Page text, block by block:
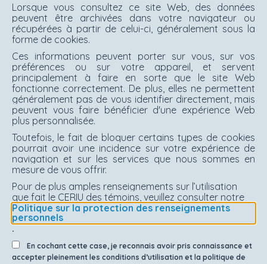
Lorsque vous consultez ce site Web, des données
peuvent être archivées dans votre navigateur ou
récupérées à partir de celui-ci, généralement sous la
forme de cookies.
Ces informations peuvent porter sur vous, sur vos
préférences ou sur votre appareil, et servent
principalement à faire en sorte que le site Web
fonctionne correctement. De plus, elles ne permettent
généralement pas de vous identifier directement, mais
peuvent vous faire bénéficier d'une expérience Web
plus personnalisée.
Toutefois, le fait de bloquer certains types de cookies
pourrait avoir une incidence sur votre expérience de
navigation et sur les services que nous sommes en
mesure de vous offrir.
Pour de plus amples renseignements sur l’utilisation
que fait le CERIU des témoins, veuillez consulter notre
Politique sur la protection des renseignements
personnels
.
En cochant cette case, je reconnais avoir pris connaissance et
accepter pleinement les conditions d’utilisation et la politique de